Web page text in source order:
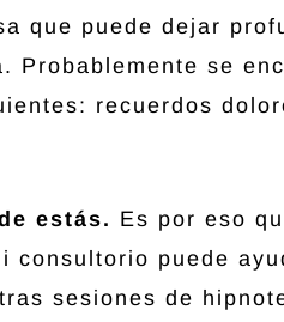
que puede dejar
se
recuerdos
estás. Es por eso
consultorio puede
sesiones de